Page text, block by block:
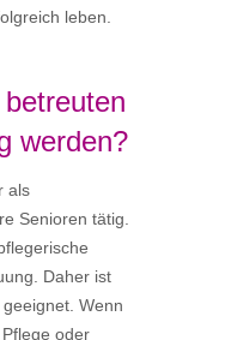
leben.
werden?
als
Senioren tätig.
Daher ist
Wenn
oder